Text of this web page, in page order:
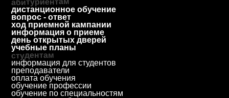
приемная комиссия
+7 (812) 615-86-17
8 (800) 707-75-36